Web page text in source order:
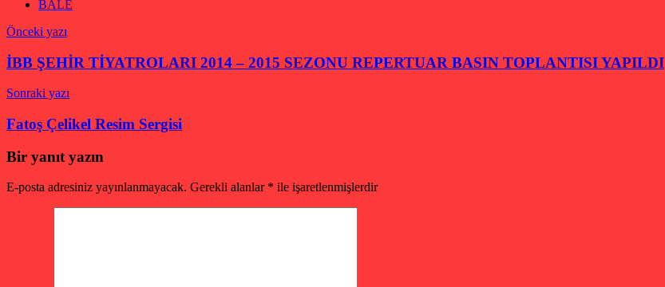
BALE
Yazı
gezinmesi
Önceki yazı
İBB ŞEHİR TİYATROLARI 2014 – 2015 SEZONU REPERTUAR BASIN TOPLANTISI YAPILDI
Sonraki yazı
Fatoş Çelikel Resim Sergisi
Bir yanıt yazın
E-posta adresiniz yayınlanmayacak. Gerekli alanlar * ile işaretlenmişlerdir